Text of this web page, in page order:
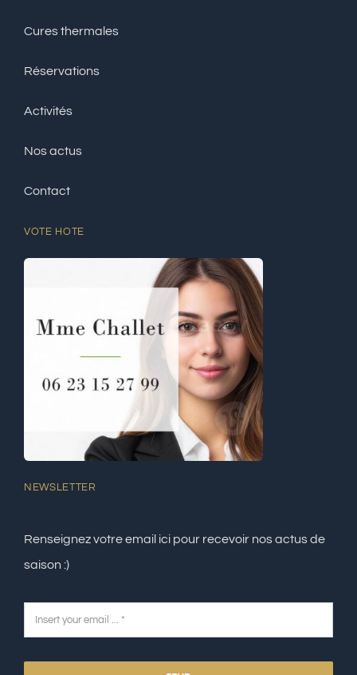
Cures thermales
Réservations
Activités
Nos actus
Contact
VOTE HOTE
NEWSLETTER
Renseignez votre email ici pour recevoir nos actus de
saison :)